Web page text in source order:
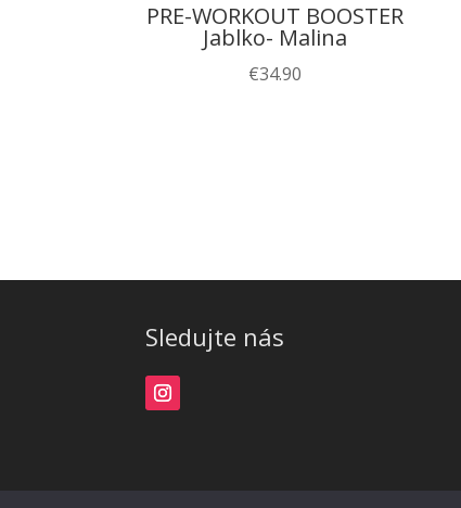
PRE-WORKOUT BOOSTER
Jablko- Malina
€34.90
Sledujte nás